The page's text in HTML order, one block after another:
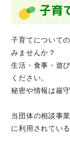
子育
子育てについて
みませんか？
生活・食事・遊
ください。
秘密や情報は厳
当団体の相談事
に利用されてい